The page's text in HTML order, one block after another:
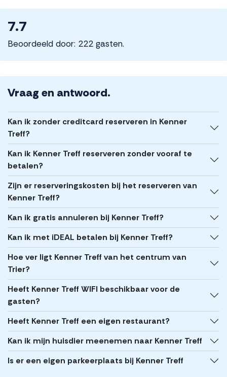
7.7
Beoordeeld door: 222 gasten.
Vraag en antwoord.
Kan ik zonder creditcard reserveren in Kenner
Treff?
Kan ik Kenner Treff reserveren zonder vooraf te
betalen?
Zijn er reserveringskosten bij het reserveren van
Kenner Treff?
Kan ik gratis annuleren bij Kenner Treff?
Kan ik met iDEAL betalen bij Kenner Treff?
Hoe ver ligt Kenner Treff van het centrum van
Trier?
Heeft Kenner Treff WIFI beschikbaar voor de
gasten?
Heeft Kenner Treff een eigen restaurant?
Kan ik mijn huisdier meenemen naar Kenner Treff
Is er een eigen parkeerplaats bij Kenner Treff